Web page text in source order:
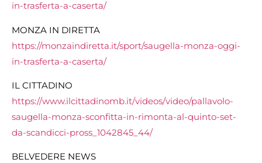
in-trasferta-a-caserta/
MONZA IN DIRETTA
https://monzaindiretta.it/sport/saugella-monza-oggi-
in-trasferta-a-caserta/
IL CITTADINO
https://www.ilcittadinomb.it/videos/video/pallavolo-
saugella-monza-sconfitta-in-rimonta-al-quinto-set-
da-scandicci-pross_1042845_44/
BELVEDERE NEWS